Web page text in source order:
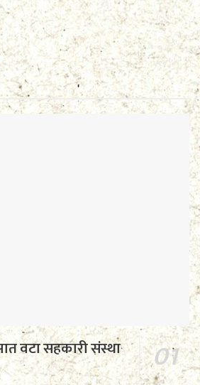
वटा सहकारी संस्था